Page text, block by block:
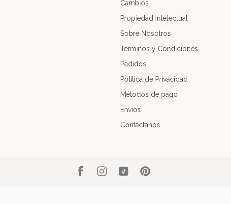
Cambios
Propiedad Intelectual
Sobre Nosotros
Términos y Condiciones
Pedidos
Política de Privacidad
Métodos de pago
Envíos
Contáctanos